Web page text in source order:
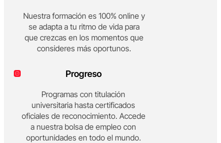
Nuestra formación es 100% online y
se adapta a tu ritmo de vida para
que crezcas en los momentos que
consideres más oportunos.
Progreso
Programas con titulación
universitaria hasta certificados
oficiales de reconocimiento. Accede
a nuestra bolsa de empleo con
oportunidades en todo el mundo.